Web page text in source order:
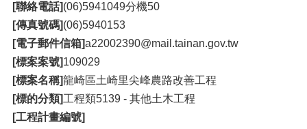
[聯絡電話](06)5941049分機50
[傳真號碼](06)5940153
[電子郵件信箱]a22002390@mail.tainan.gov.tw
[標案案號]109029
[標案名稱]龍崎區土崎里尖峰農路改善工程
[標的分類]工程類5139 - 其他土木工程
[工程計畫編號]